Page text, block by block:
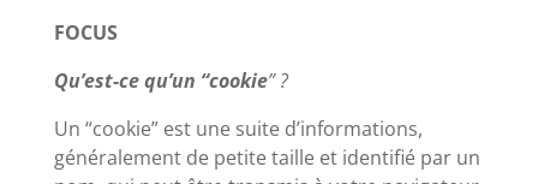
FOCUS
Qu’est-ce qu’un “cookie” ?
Un “cookie” est une suite d’informations,
généralement de petite taille et identifié par un